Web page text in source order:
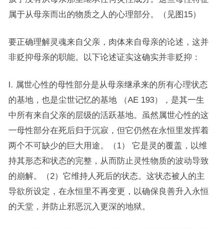
属于从母亲而出的物质之人的心理部分。（见图15）
要正确理解灵魂来自父亲，肉体来自母亲的论述，这并
非贬抑母亲的职能。以下论述证实这确实并非贬抑：
I. 属世心性的母性部分是从母亲继承来的所有心理状态
的基地，也是尘世记忆的基地 （AE 193），是其一生
中所有来自父亲的层级的活跃基地。虽然属世心性的这
一母性部分在死后归于沉寂，但它仍然在永恒里发挥着
两个不可缺少的巨大用途。（1） 它是灵的覆盖，以维
持其形态和状态的完整，从而防止灵性物质的波动导致
的崩解。（2）它维持人死后的状态。这状态被人的主
导欲所设定，在永恒里不再变更，以确保良善升入永恒
的天堂，并防止邪恶沉入更深的地狱。